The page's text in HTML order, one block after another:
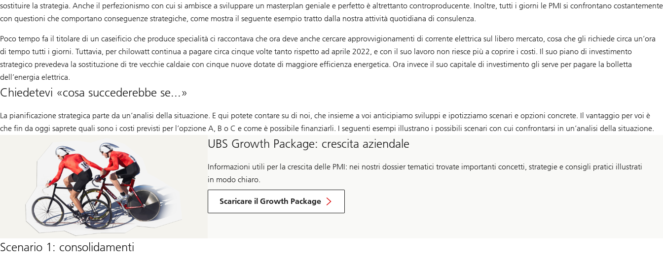
sostituire la strategia. Anche il perfezionismo con cui si ambisce a sviluppare un masterplan geniale e perfetto è altrettanto controproducente. Inoltre, tutti i giorni le PMI si confrontano costantemente
con questioni che comportano conseguenze strategiche, come mostra il seguente esempio tratto dalla nostra attività quotidiana di consulenza.
Poco tempo fa il titolare di un caseificio che produce specialità ci raccontava che ora deve anche cercare approvvigionamenti di corrente elettrica sul libero mercato, cosa che gli richiede circa un’ora
di tempo tutti i giorni. Tuttavia, per chilowatt continua a pagare circa cinque volte tanto rispetto ad aprile 2022, e con il suo lavoro non riesce più a coprire i costi. Il suo piano di investimento
strategico prevedeva la sostituzione di tre vecchie caldaie con cinque nuove dotate di maggiore efficienza energetica. Ora invece il suo capitale di investimento gli serve per pagare la bolletta
dell’energia elettrica.
Chiedetevi «cosa succederebbe se...»
La pianificazione strategica parte da un’analisi della situazione. E qui potete contare su di noi, che insieme a voi anticipiamo sviluppi e ipotizziamo scenari e opzioni concrete. Il vantaggio per voi è
che fin da oggi saprete quali sono i costi previsti per l’opzione A, B o C e come è possibile finanziarli. I seguenti esempi illustrano i possibili scenari con cui confrontarsi in un’analisi della situazione.
UBS Growth Package: crescita aziendale
Informazioni utili per la crescita delle PMI: nei nostri dossier tematici trovate importanti concetti, strategie e consigli pratici illustrati
in modo chiaro.
Scaricare il Growth Package
Scenario 1: consolidamenti